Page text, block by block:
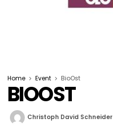
Home Event BioOst
BIOOST
Christoph David Schneider